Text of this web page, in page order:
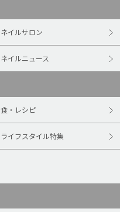
ネイルサロン
ネイルニュース
食・レシピ
ライフスタイル特集